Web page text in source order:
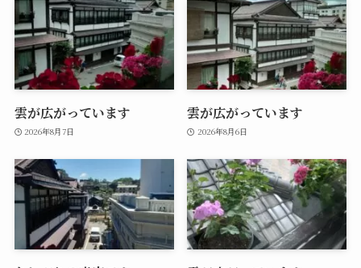
雲が広がっています
2026年8月7日
雲が広がっています
2026年8月6日